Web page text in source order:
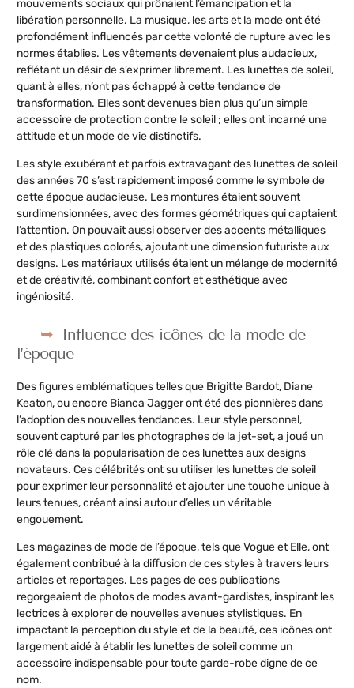
mouvements sociaux qui prônaient l’émancipation et la
libération personnelle. La musique, les arts et la mode ont été
profondément influencés par cette volonté de rupture avec les
normes établies. Les vêtements devenaient plus audacieux,
reflétant un désir de s’exprimer librement. Les lunettes de soleil,
quant à elles, n’ont pas échappé à cette tendance de
transformation. Elles sont devenues bien plus qu’un simple
accessoire de protection contre le soleil ; elles ont incarné une
attitude et un mode de vie distinctifs.
Les style exubérant et parfois extravagant des lunettes de soleil
des années 70 s’est rapidement imposé comme le symbole de
cette époque audacieuse. Les montures étaient souvent
surdimensionnées, avec des formes géométriques qui captaient
l’attention. On pouvait aussi observer des accents métalliques
et des plastiques colorés, ajoutant une dimension futuriste aux
designs. Les matériaux utilisés étaient un mélange de modernité
et de créativité, combinant confort et esthétique avec
ingéniosité.
Influence des icônes de la mode de
l’époque
Des figures emblématiques telles que Brigitte Bardot, Diane
Keaton, ou encore Bianca Jagger ont été des pionnières dans
l’adoption des nouvelles tendances. Leur style personnel,
souvent capturé par les photographes de la jet-set, a joué un
rôle clé dans la popularisation de ces lunettes aux designs
novateurs. Ces célébrités ont su utiliser les lunettes de soleil
pour exprimer leur personnalité et ajouter une touche unique à
leurs tenues, créant ainsi autour d’elles un véritable
engouement.
Les magazines de mode de l’époque, tels que Vogue et Elle, ont
également contribué à la diffusion de ces styles à travers leurs
articles et reportages. Les pages de ces publications
regorgeaient de photos de modes avant-gardistes, inspirant les
lectrices à explorer de nouvelles avenues stylistiques. En
impactant la perception du style et de la beauté, ces icônes ont
largement aidé à établir les lunettes de soleil comme un
accessoire indispensable pour toute garde-robe digne de ce
nom.